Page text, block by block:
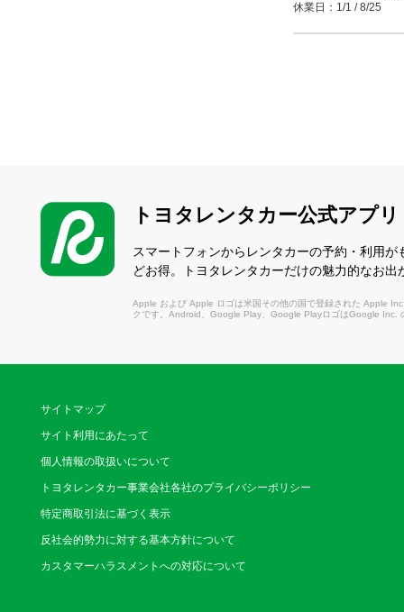
休業日：1/1 / 8/25
トヨタレンタカー公式アプリ
スマートフォンからレンタカーの予約・利用
どお得。トヨタレンタカーだけの魅力的なお出
Apple および Apple ロゴは米国その他の国で登録された Apple
クです。Android、Google Play、Google PlayロゴはGoogle Inc.
サイトマップ
サイト利用にあたって
個人情報の取扱いについて
トヨタレンタカー事業会社各社のプライバシーポリシー
特定商取引法に基づく表示
反社会的勢力に対する基本方針について
カスタマーハラスメントへの対応について